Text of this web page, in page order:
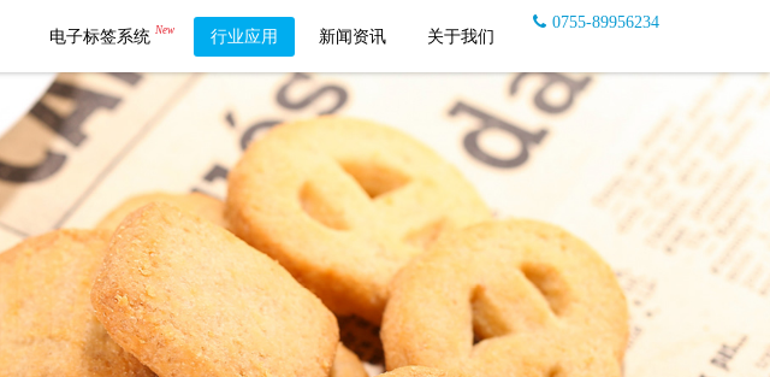
0755-89956234
电子标签系统 New 行业应用 新闻资讯 关于我们